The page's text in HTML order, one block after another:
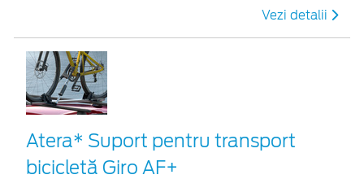
Vezi detalii
Atera* Suport pentru transport
bicicletă Giro AF+